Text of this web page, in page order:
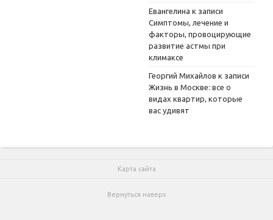
Евангелина к записи
Симптомы, лечение и
факторы, провоцирующие
развитие астмы при
климаксе
Георгий Михайлов к записи
Жизнь в Москве: все о
видах квартир, которые
вас удивят
Карта сайта
Вернуться наверх